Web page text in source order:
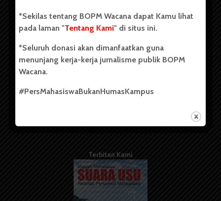
Kontribusi
Info Iklan
Pedoman Media Siber
Kode Etik Jurnalistik
Terbitan Kami
*Sekilas tentang BOPM Wacana dapat Kamu lihat
pada laman "Tentang Kami" di situs ini.
*Seluruh donasi akan dimanfaatkan guna
menunjang kerja-kerja jurnalisme publik BOPM
Wacana.
#PersMahasiswaBukanHumasKampus